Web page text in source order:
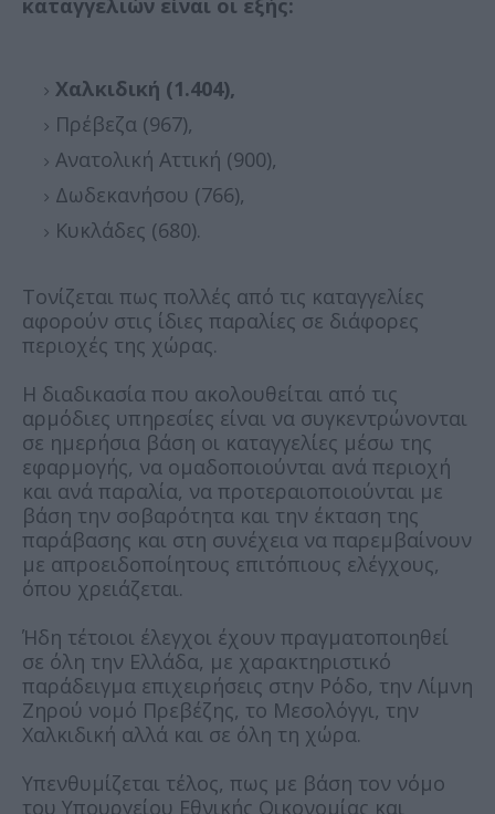
καταγγελιών είναι οι εξής:
Χαλκιδική (1.404),
Πρέβεζα (967),
Ανατολική Αττική (900),
Δωδεκανήσου (766),
Κυκλάδες (680).
Τονίζεται πως πολλές από τις καταγγελίες
αφορούν στις ίδιες παραλίες σε διάφορες
περιοχές της χώρας.
Η διαδικασία που ακολουθείται από τις
αρμόδιες υπηρεσίες είναι να συγκεντρώνονται
σε ημερήσια βάση οι καταγγελίες μέσω της
εφαρμογής, να ομαδοποιούνται ανά περιοχή
και ανά παραλία, να προτεραιοποιούνται με
βάση την σοβαρότητα και την έκταση της
παράβασης και στη συνέχεια να παρεμβαίνουν
με απροειδοποίητους επιτόπιους ελέγχους,
όπου χρειάζεται.
Ήδη τέτοιοι έλεγχοι έχουν πραγματοποιηθεί
σε όλη την Ελλάδα, με χαρακτηριστικό
παράδειγμα επιχειρήσεις στην Ρόδο, την Λίμνη
Ζηρού νομό Πρεβέζης, το Μεσολόγγι, την
Χαλκιδική αλλά και σε όλη τη χώρα.
Υπενθυμίζεται τέλος, πως με βάση τον νόμο
του Υπουργείου Εθνικής Οικονομίας και